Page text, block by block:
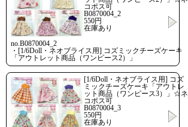
コポス可
B0870004_2
550円
在庫あり
no.B0870004_2
・[1/6Doll・ネオブライス用] コズミックチーズケーキ
「アウトレット商品（ワンピース2）」
[1/6Doll・ネオブライス用] コズ
ミックチーズケーキ「アウトレ
ット商品（ワンピース3）」☆ネ
コポス可
B0870004_3
550円
在庫あり